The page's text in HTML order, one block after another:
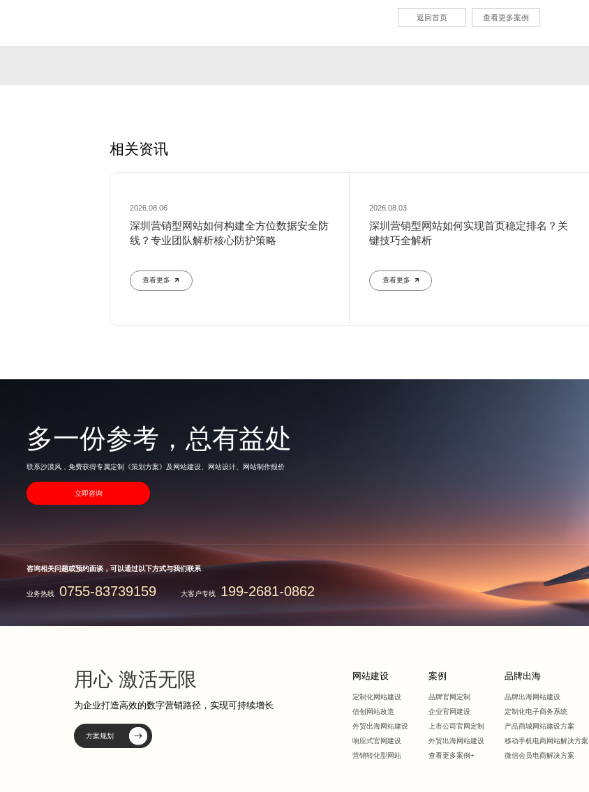
返回首页 查看更多案例
相关资讯
2026.08.06
深圳营销型网站如何构建全方位数据安全防
线？专业团队解析核心防护策略
查看更多
2026.08.03
深圳营销型网站如何实现首页稳定排名？关
键技巧全解析
查看更多
多一份参考，总有益处
联系沙漠风，免费获得专属定制《策划方案》及网站建设、网站设计、网站制作报价
立即咨询
咨询相关问题或预约面谈，可以通过以下方式与我们联系
业务热线 0755-83739159 大客户专线 199-2681-0862
用心 激活无限
为企业打造高效的数字营销路径，实现可持续增长
方案规划
网站建设
定制化网站建设
信创网站改造
外贸出海网站建设
响应式官网建设
营销转化型网站
案例
品牌官网定制
企业官网建设
上市公司官网定制
外贸出海网站建设
查看更多案例+
品牌出海
品牌出海网站建设
定制化电子商务系统
产品商城网站建设方案
移动手机电商网站解决方案
微信会员电商解决方案